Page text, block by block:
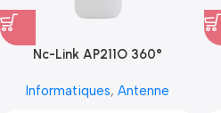
Nc-Link AP211O 360°
Informatiques, Antenne